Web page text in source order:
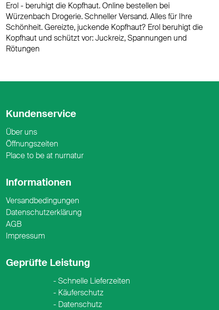
Erol - beruhigt die Kopfhaut. Online bestellen bei
Würzenbach Drogerie. Schneller Versand. Alles für Ihre
Schönheit. Gereizte, juckende Kopfhaut? Erol beruhigt die
Kopfhaut und schützt vor: Juckreiz, Spannungen und
Rötungen
Kundenservice
Über uns
Öffnungszeiten
Place to be at nurnatur
Informationen
Versandbedingungen
Datenschutzerklärung
AGB
Impressum
Geprüfte Leistung
Schnelle Lieferzeiten
Käuferschutz
Datenschutz